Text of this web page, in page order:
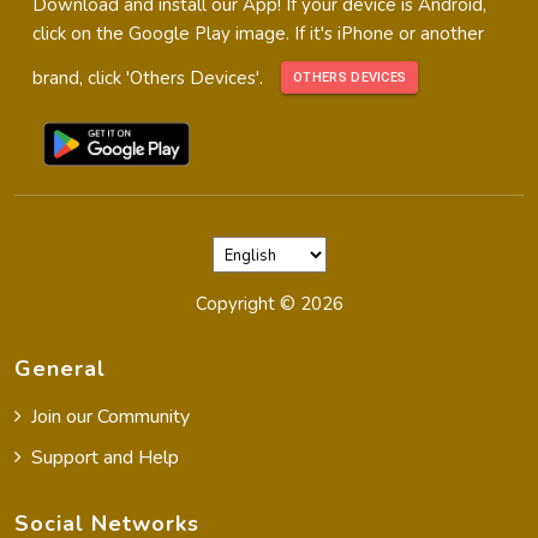
Download and install our App! If your device is Android,
click on the Google Play image. If it's iPhone or another
brand, click 'Others Devices'.
OTHERS DEVICES
Copyright © 2026
General
Join our Community
Support and Help
Social Networks